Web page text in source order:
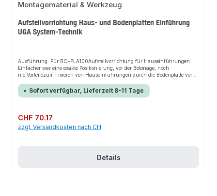
Aufstellvorrichtung Haus- und Bodenplatten Einführung
UGA System-Technik
Ausführung: Für BO-PLA100Aufstellvorrichtung für Hauseinführungen.
Einfacher war eine exakte Positionierung, vor der Betonage, noch
nie.Vorteilezum Fixieren von Hauseinführungen durch die Bodenplatte vor
von verschiedenen Rohrelementen Höhenverstellbarkeit, durch
teleskopierbare StangenErdspieß mit Verjüngung am unteren Ende zum
von 2 mm WandungTechnische Details: Erdspieß mit Flügelschraube zur
etwa 1600 mm Höhenverstellung etwa 500 mm möglich Hochwertiges
Sofort verfügbar, Lieferzeit 8-11 Tage
Regulärer Preis:
CHF 70.17
zzgl. Versandkosten nach CH
Details